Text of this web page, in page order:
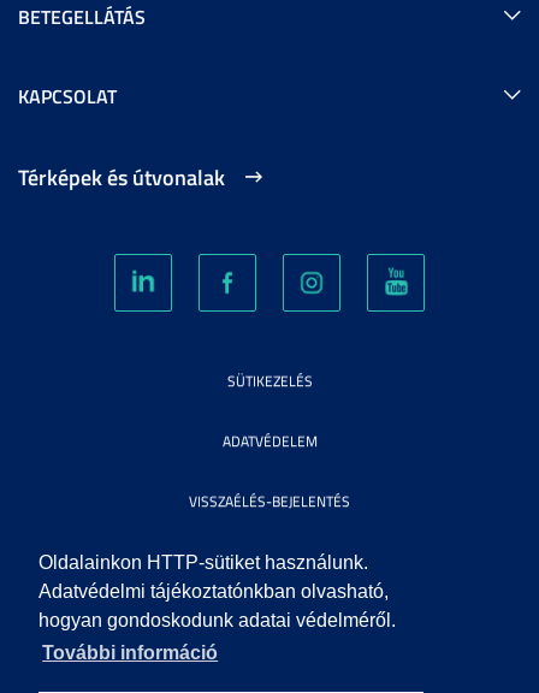
Oldalainkon HTTP-sütiket használunk.
Adatvédelmi tájékoztatónkban olvasható,
hogyan gondoskodunk adatai védelméről.
További információ
BETEGELLÁTÁS
KAPCSOLAT
Térképek és útvonalak
SÜTIKEZELÉS
ADATVÉDELEM
VISSZAÉLÉS-BEJELENTÉS
KÖZÉRDEKŰ ADATOK
IMPRESSZUM